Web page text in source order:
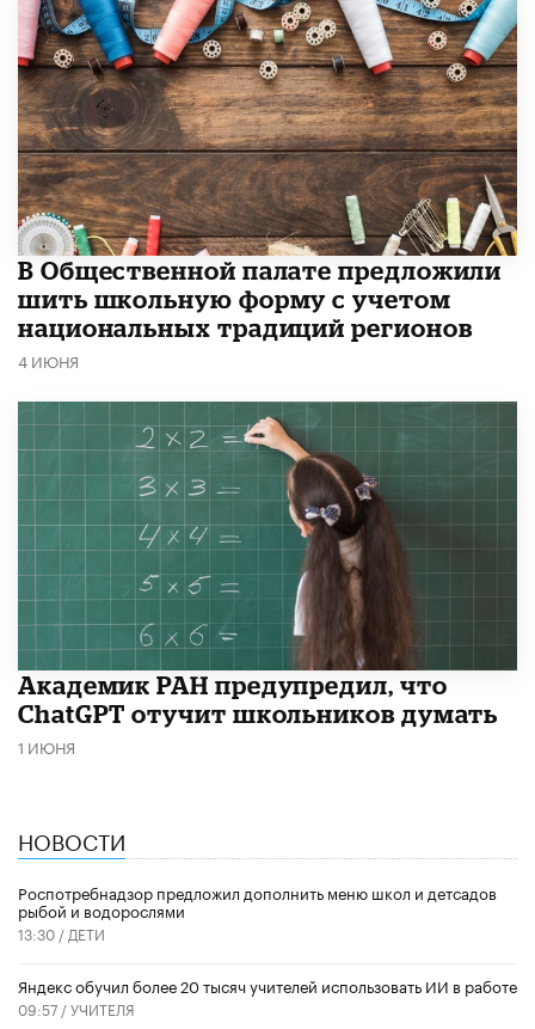
В Общественной палате предложили
шить школьную форму с учетом
национальных традиций регионов
4 ИЮНЯ
Академик РАН предупредил, что
ChatGPT отучит школьников думать
1 ИЮНЯ
НОВОСТИ
Роспотребнадзор предложил дополнить меню школ и детсадов
рыбой и водорослями
13:30 / ДЕТИ
​Яндекс обучил более 20 тысяч учителей использовать ИИ в работе
09:57 /УЧИТЕЛЯ